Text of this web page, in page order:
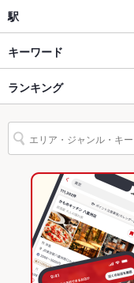
ー
駐車場
英語メニュ
ー
その他設備
せていただ
その他
あり ：ご用意
食べ放題 なし ：承っ
カクテル充
九州名物とめ手羽 博多
Darts Cafe TiTO（ダー
和風
博多 × 居酒屋
博多 × 和風
博多駅 × 居酒屋
博多駅 × 和風
焼き鳥・鶏料理
博多 × 和食
博多駅（博多口）
博多駅（博多口） × 居酒屋
博多駅（博多口） × 和風
博多駅（博多口） × 和食
博多駅（博多口） × 焼
福岡 × 居酒屋
福岡 × 和風
駅
祇園駅
中洲川端駅
博多駅
キーワード
からあげ
炭火焼 牛タン デザート
ランキング
福岡のグルメランキング
福岡の居酒屋ランキング
博多のグルメランキング
博多の居酒屋ランキング
博多駅（博多口）のグ